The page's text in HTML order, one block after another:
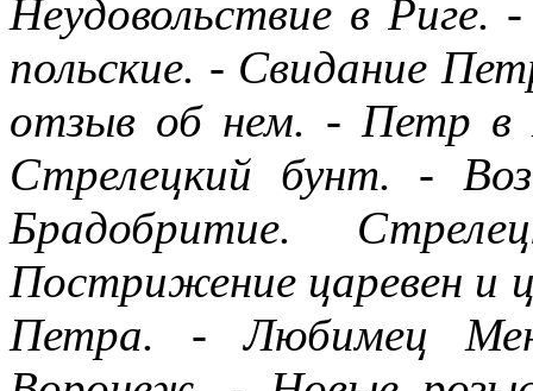
Неудовольствие в Риге.
польские. - Свидание
отзыв об нем. - Петр в
Стрелецкий бунт. -
Брадобритие.
Пострижение царевен и
Петра. - Любимец